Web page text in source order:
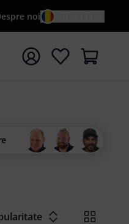
noi
{searchTerm}